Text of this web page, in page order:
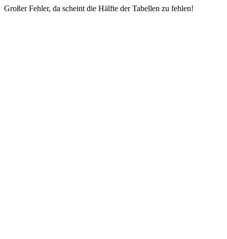
Großer Fehler, da scheint die Hälfte der Tabellen zu fehlen!